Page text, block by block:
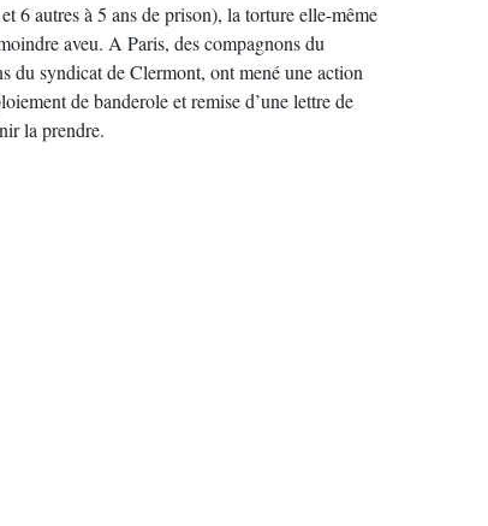
6 autres à 5 ans de prison), la torture elle-même
aveu. A Paris, des compagnons du
syndicat de Clermont, ont mené une action
de banderole et remise d’une lettre de
la prendre.